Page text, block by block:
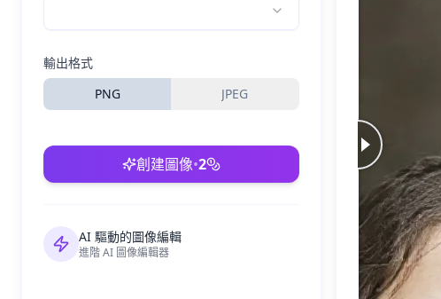
輸出格式
PNG
JPEG
創建圖像•2
AI 驅動的圖像編輯
進階 AI 圖像編輯器